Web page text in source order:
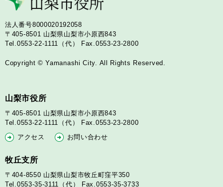
法人番号8000020192058
〒405-8501 山梨県山梨市小原西843
Tel.0553-22-1111（代）
Fax.0553-23-2800
Copyright © Yamanashi City. All Rights Reserved.
山梨市役所
〒405-8501 山梨県山梨市小原西843
Tel.0553-22-1111（代）
Fax.0553-23-2800
アクセス
お問い合わせ
牧丘支所
〒404-8550 山梨県山梨市牧丘町窪平350
Tel.0553-35-3111（代）
Fax.0553-35-3733